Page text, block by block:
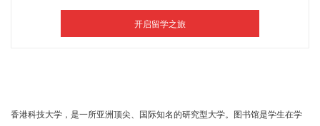
香港科技大学 ，是一所亚洲顶尖、国际知名的研究型大学。图书馆是学生在学